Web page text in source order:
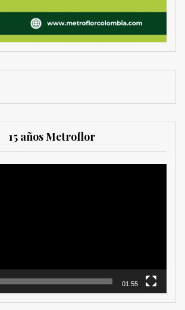
15 años Metroflor
01:55